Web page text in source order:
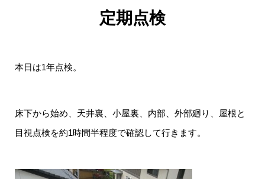
定期点検
本日は1年点検。
床下から始め、天井裏、小屋裏、内部、外部廻り、屋根と
目視点検を約1時間半程度で確認して行きます。